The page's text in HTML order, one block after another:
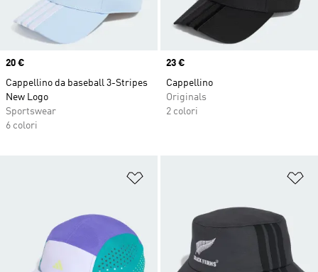
Price
20 €
Cappellino da baseball 3-Stripes
New Logo
Sportswear
6 colori
Price
23 €
Cappellino
Originals
2 colori
Aggiungi alla lista dei desideri